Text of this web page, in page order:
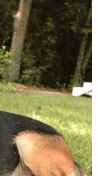
ضغط متزايد خلف
تصريف الخلط المائي
الكلاب _الجلوكوما
الألم الحاد والعمى. _
الذي